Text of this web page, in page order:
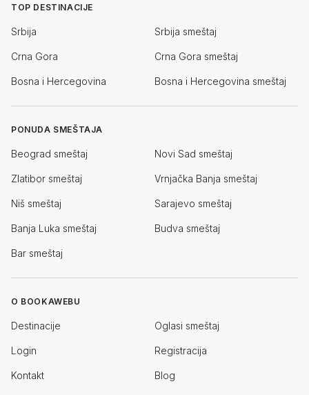
TOP DESTINACIJE
Srbija Srbija smeštaj
Crna Gora Crna Gora smeštaj
Bosna i Hercegovina Bosna i Hercegovina smeštaj
PONUDA SMEŠTAJA
Beograd smeštaj Novi Sad smeštaj
Zlatibor smeštaj Vrnjačka Banja smeštaj
Niš smeštaj Sarajevo smeštaj
Banja Luka smeštaj Budva smeštaj
Bar smeštaj
O BOOKAWEBU
Destinacije Oglasi smeštaj
Login Registracija
Kontakt Blog